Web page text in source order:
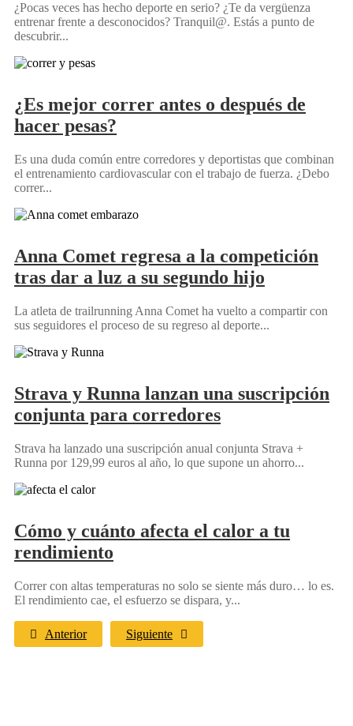
¿Pocas veces has hecho deporte en serio? ¿Te da vergüenza
entrenar frente a desconocidos? Tranquil@. Estás a punto de
descubrir...
¿Es mejor correr antes o después de
hacer pesas?
Es una duda común entre corredores y deportistas que combinan
el entrenamiento cardiovascular con el trabajo de fuerza. ¿Debo
correr...
Anna Comet regresa a la competición
tras dar a luz a su segundo hijo
La atleta de trailrunning Anna Comet ha vuelto a compartir con
sus seguidores el proceso de su regreso al deporte...
Strava y Runna lanzan una suscripción
conjunta para corredores
Strava ha lanzado una suscripción anual conjunta Strava +
Runna por 129,99 euros al año, lo que supone un ahorro...
Cómo y cuánto afecta el calor a tu
rendimiento
Correr con altas temperaturas no solo se siente más duro… lo es.
El rendimiento cae, el esfuerzo se dispara, y...
Anterior Siguiente